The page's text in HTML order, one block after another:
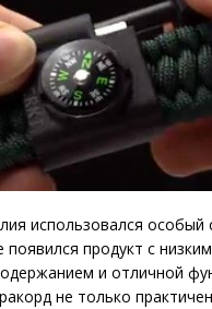
использовался особый
появился продукт с
и отличной
не только